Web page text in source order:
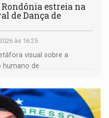
estreia na
de Dança de
às 16:25
visual sobre a
humano de